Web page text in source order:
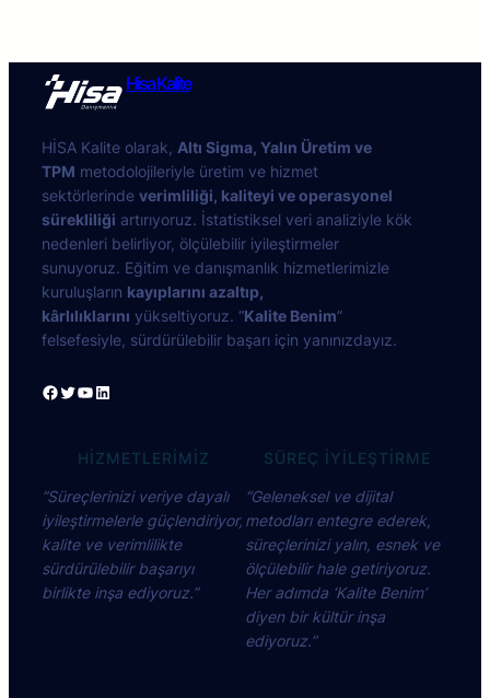
Hisa Kalite
HİSA Kalite olarak, Altı Sigma, Yalın Üretim ve
TPM metodolojileriyle üretim ve hizmet
sektörlerinde verimliliği, kaliteyi ve operasyonel
sürekliliği artırıyoruz. İstatistiksel veri analiziyle kök
nedenleri belirliyor, ölçülebilir iyileştirmeler
sunuyoruz. Eğitim ve danışmanlık hizmetlerimizle
kuruluşların kayıplarını azaltıp,
kârlılıklarını yükseltiyoruz. “Kalite Benim”
felsefesiyle, sürdürülebilir başarı için yanınızdayız.
HIZMETLERİMİZ
“Süreçlerinizi veriye dayalı
iyileştirmelerle güçlendiriyor,
kalite ve verimlilikte
sürdürülebilir başarıyı
birlikte inşa ediyoruz.”
SÜREÇ İYILEŞTIRME
“Geleneksel ve dijital
metodları entegre ederek,
süreçlerinizi yalın, esnek ve
ölçülebilir hale getiriyoruz.
Her adımda ‘Kalite Benim’
diyen bir kültür inşa
ediyoruz.”